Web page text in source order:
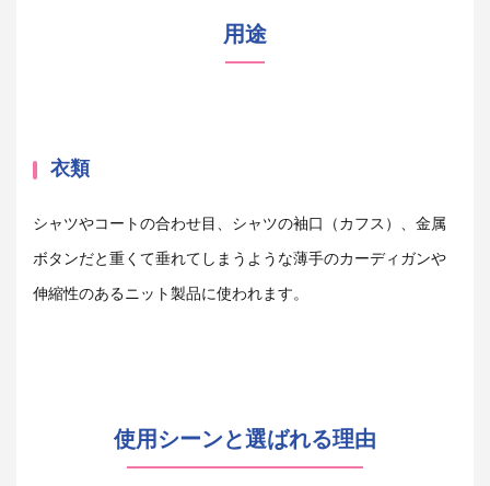
用途
衣類
シャツやコートの合わせ目、シャツの袖口（カフス）、金属
ボタンだと重くて垂れてしまうような薄手のカーディガンや
伸縮性のあるニット製品に使われます。
使用シーンと選ばれる理由